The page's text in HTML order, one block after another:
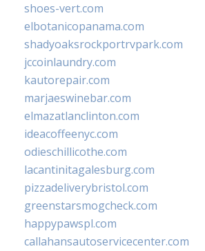
shoes-vert.com
elbotanicopanama.com
shadyoaksrockportrvpark.com
jccoinlaundry.com
kautorepair.com
marjaeswinebar.com
elmazatlanclinton.com
ideacoffeenyc.com
odieschillicothe.com
lacantinitagalesburg.com
pizzadeliverybristol.com
greenstarsmogcheck.com
happypawspl.com
callahansautoservicecenter.com